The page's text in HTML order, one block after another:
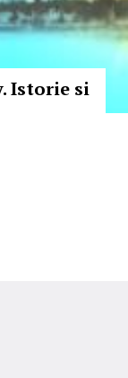
Istorie si